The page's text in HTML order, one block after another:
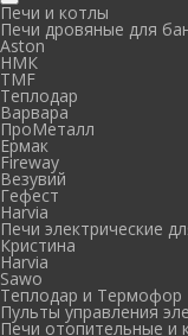
Печи и котлы
Печи дровяные для
Aston
НМК
TMF
Теплодар
Варвара
ПроМеталл
Ермак
Fireway
Везувий
Гефест
Harvia
Печи электрические
Кристина
Harvia
Sawo
Теплодар и Термофор
Пульты управления
Печи отопительные и